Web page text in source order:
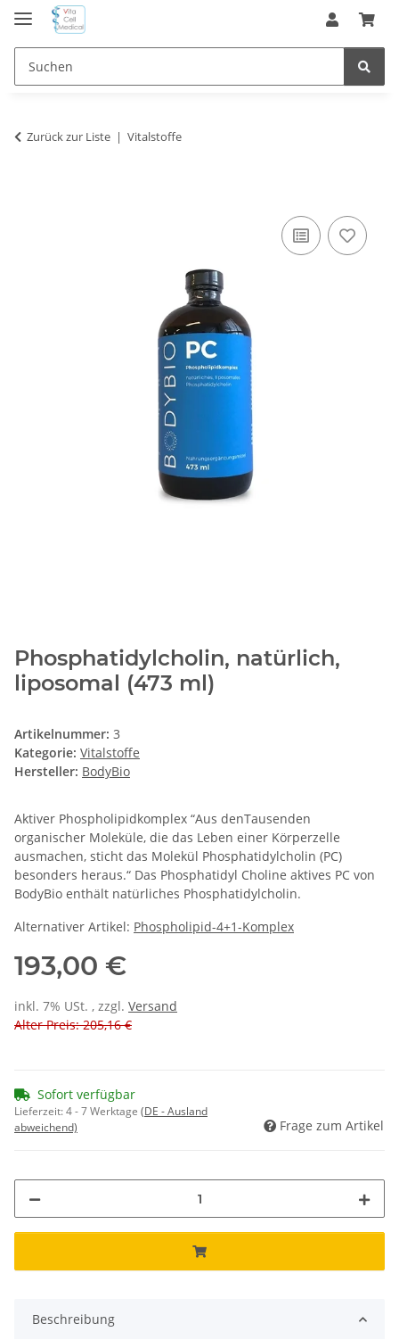
Zurück zur Liste Vitalstoffe
Phosphatidylcholin, natürlich,
liposomal (473 ml)
Artikelnummer: 3
Kategorie: Vitalstoffe
Hersteller: BodyBio
Aktiver Phospholipidkomplex “Aus denTausenden
organischer Moleküle, die das Leben einer Körperzelle
ausmachen, sticht das Molekül Phosphatidylcholin (PC)
besonders heraus.“ Das Phosphatidyl Choline aktives PC von
BodyBio enthält natürliches Phosphatidylcholin.
Alternativer Artikel: Phospholipid-4+1-Komplex
193,00 €
inkl. 7% USt. , zzgl. Versand
Alter Preis: 205,16 €
Sofort verfügbar
Lieferzeit:4 - 7 Werktage (DE - Ausland
abweichend)
Frage zum Artikel
Beschreibung